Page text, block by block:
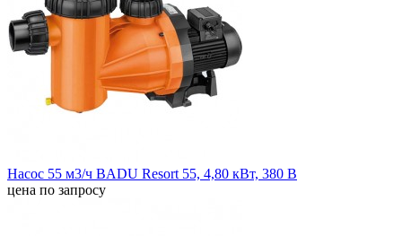
Насос 55 м3/ч BADU Resort 55, 4,80 кВт, 380 В
цена по запросу